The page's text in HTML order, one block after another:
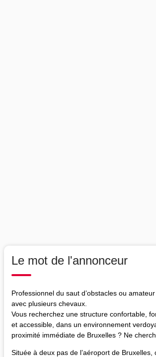
Le mot de l'annonceur
Professionnel du saut d’obstacles ou
avec plusieurs chevaux.
Vous recherchez une structure confortable,
et accessible, dans un environnement
proximité immédiate de Bruxelles ? Ne
Située à deux pas de l’aéroport de Bruxelles,